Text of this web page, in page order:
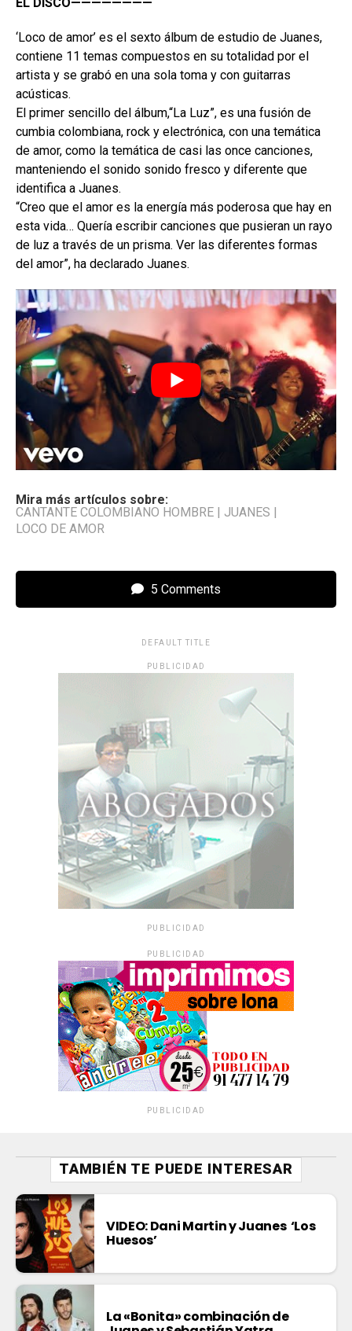
EL DISCO————————
‘Loco de amor’ es el sexto álbum de estudio de Juanes,
contiene 11 temas compuestos en su totalidad por el
artista y se grabó en una sola toma y con guitarras
acústicas.
El primer sencillo del álbum,“La Luz”, es una fusión de
cumbia colombiana, rock y electrónica, con una temática
de amor, como la temática de casi las once canciones,
manteniendo el sonido sonido fresco y diferente que
identifica a Juanes.
“Creo que el amor es la energía más poderosa que hay en
esta vida… Quería escribir canciones que pusieran un rayo
de luz a través de un prisma. Ver las diferentes formas
del amor”, ha declarado Juanes.
Mira más artículos sobre:
CANTANTE COLOMBIANO HOMBRE | JUANES |
LOCO DE AMOR
5 Comments
DEFAULT TITLE
PUBLICIDAD
PUBLICIDAD
PUBLICIDAD
PUBLICIDAD
TAMBIÉN TE PUEDE INTERESAR
VIDEO: Dani Martin y Juanes ‘Los
Huesos’
La «Bonita» combinación de